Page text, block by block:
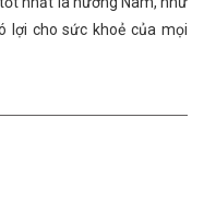
lợi cho sức khoẻ của mọi